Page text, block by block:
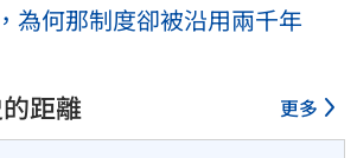
為何那制度卻被沿用兩千年
距離 更多